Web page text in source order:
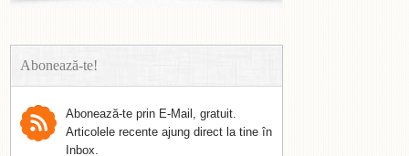
Abonează-te!
Abonează-te prin E-Mail, gratuit.
Articolele recente ajung direct la tine în
Inbox.